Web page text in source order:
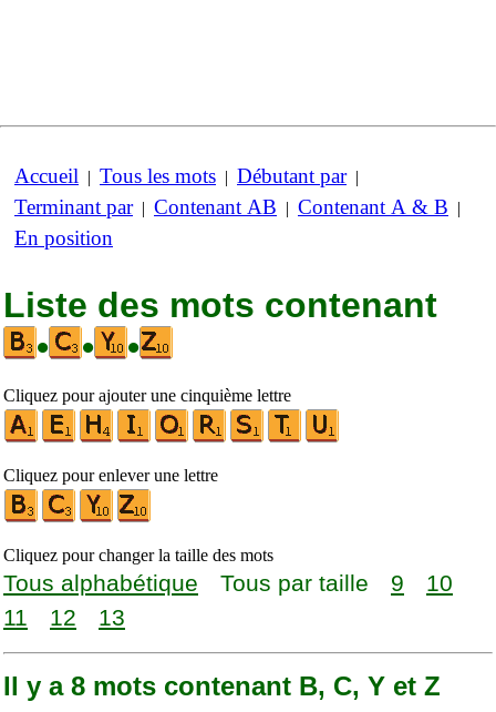
Accueil | Tous les mots | Débutant par|
Terminant par| Contenant AB | Contenant A & B |
En position
Liste des mots contenant
•
• •
Cliquez pour ajouter une cinquième lettre
Cliquez pour enlever une lettre
Cliquez pour changer la taille des mots
Tous alphabétique Tous par taille 9
10
11
12 13
Il y a 8 mots contenant B, C, Y et Z